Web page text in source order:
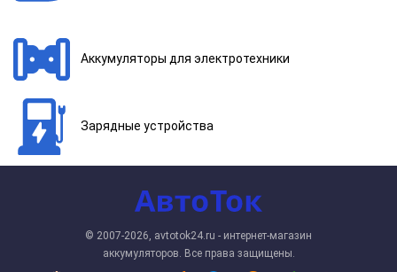
Аккумуляторы для электротехники
Зарядные устройства
© 2007-2026, avtotok24.ru - интернет-магазин
аккумуляторов. Все права защищены.